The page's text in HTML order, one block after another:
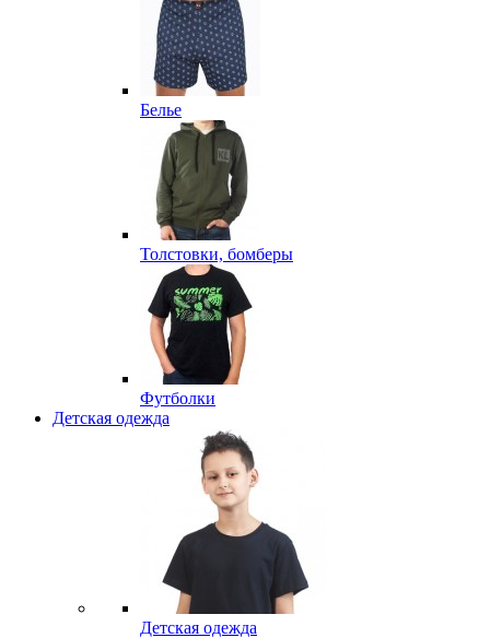
Белье
Толстовки, бомберы
Футболки
Детская одежда
Детская одежда